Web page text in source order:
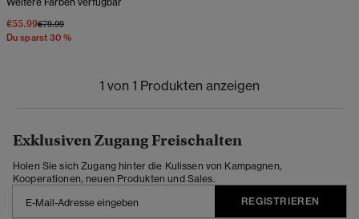
€55.99Preis wurde reduziert von
€79.99bis
Du sparst 30 %
1 von 1 Produkten anzeigen
Exklusiven Zugang Freischalten
Holen Sie sich Zugang hinter die Kulissen von Kampagnen,
Kooperationen, neuen Produkten und Sales.
REGISTRIEREN